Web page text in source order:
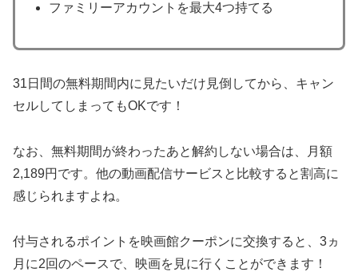
ファミリーアカウントを最大4つ持てる
31日間の無料期間内に見たいだけ見倒してから、キャン
セルしてしまってもOKです！
なお、無料期間が終わったあと解約しない場合は、月額
2,189円です。他の動画配信サービスと比較すると割高に
感じられますよね。
付与されるポイントを映画館クーポンに交換すると、3ヵ
月に2回のペースで、映画を見に行くことができます！